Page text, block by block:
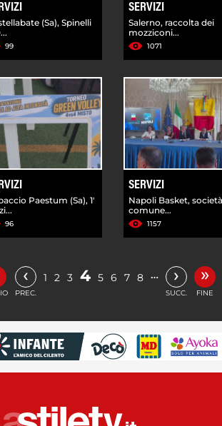
(Sa), Spinelli
99
SERVIZI
Salerno, raccolta dei
mozziconi...
1071
Paestum (Sa), 1'
96
SERVIZI
Napoli Basket,
comune...
1157
‹
PREC.
1 2 3 4 5 6 7 8 … ›
SUCC.
»
FINE